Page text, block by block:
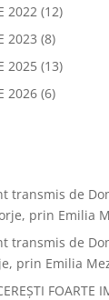
2022 (12)
2023 (8)
2025(13)
2026(6)
transmis de
prin Emilia
transmis de
prin Emilia
FOARTE